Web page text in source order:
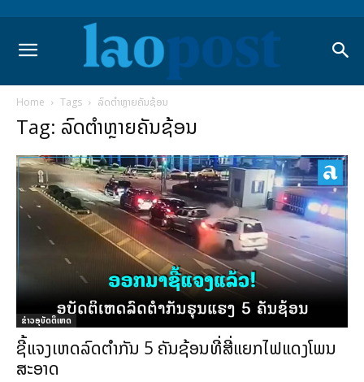
Home Tags ລົດຕຳຫຼາຍຄັນຊ້ອນ
Tag: ລົດຕຳຫຼາຍຄັນຊ້ອນ
ຂ່າວອຸບັດຕິເຫດ
ຊີ້ແຈງເຫດລົດຕໍາກັນ 5 ຄັນຊ້ອນທີ່ສີ່ແຍກໄຟແດງໂພນ
ສະອາດ